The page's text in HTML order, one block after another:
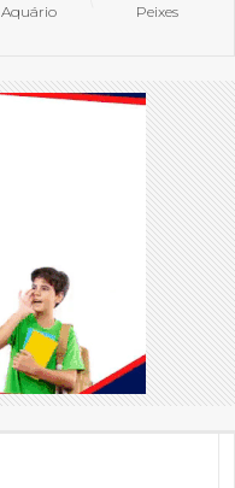
Aquário Peixes